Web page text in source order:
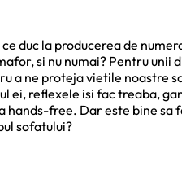
duc la producerea de
si nu numai? Pentru unii
a ne proteja vietile noastre
ei, reflexele isi fac treaba,
hands-free. Dar este bine sa
sofatului?